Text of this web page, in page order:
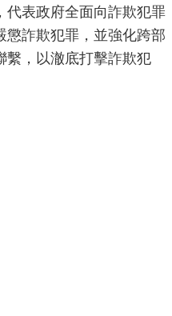
代表政府全面向詐欺犯罪
懲詐欺犯罪，並強化跨部
繫，以澈底打擊詐欺犯